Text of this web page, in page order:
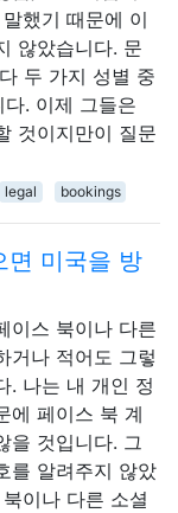
했기 때문에 이
않았습니다. 문
두 가지 성별 중
. 이제 그들은
것이지만이 질문
legal bookings
면 미국을 방
이스 북이나 다른
거나 적어도 그렇
. 나는 내 개인 정
에 페이스 북 계
을 것입니다. 그
를 알려주지 않았
이나 다른 소셜